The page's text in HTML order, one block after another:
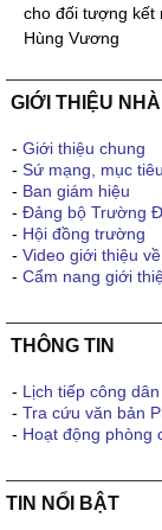
cho đối tượng kết
Hùng Vương
GIỚI THIỆU
- Giới thiệu chung
- Sứ mạng, mục
- Ban giám hiệu
- Đảng bộ Trường
- Hội đồng trường
- Video giới thiệu
- Cẩm nang giới
THÔNG TIN
- Lịch tiếp công dân
- Tra cứu văn bản
- Hoạt động phòng
TIN NỔI BẬT